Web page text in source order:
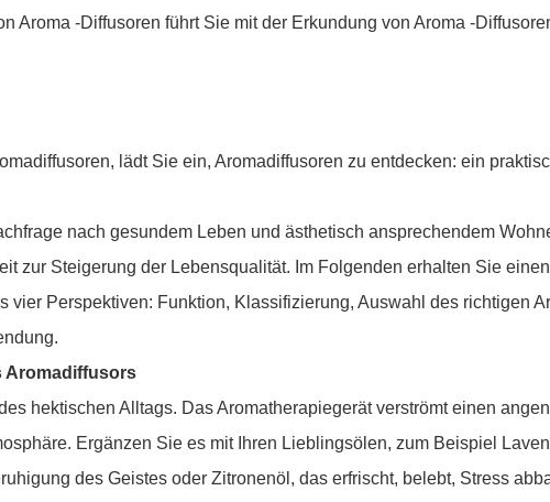
Aroma -Diffusoren führt Sie mit der Erkundung von Aroma -
lädt Sie ein, Aromadiffusoren zu entdecken: ein
nach gesundem Leben und ästhetisch ansprechendem
zur Steigerung der Lebensqualität. Im Folgenden erhalten Sie
vier Perspektiven: Funktion, Klassifizierung, Auswahl des richtigen
Aromadiffusors
hektischen Alltags. Das Aromatherapiegerät verströmt einen
Ergänzen Sie es mit Ihren Lieblingsölen, zum Beispiel
des Geistes oder Zitronenöl, das erfrischt, belebt, Stress